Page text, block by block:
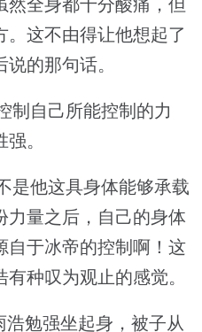
然全身都十分酸痛，但
。这不由得让他想起了
的那句话。
自己所能控制的力
。
他这具身体能够承载
力量之后，自己的身体
自于冰帝的控制啊！这
种叹为观止的感觉。
勉强坐起身，被子从